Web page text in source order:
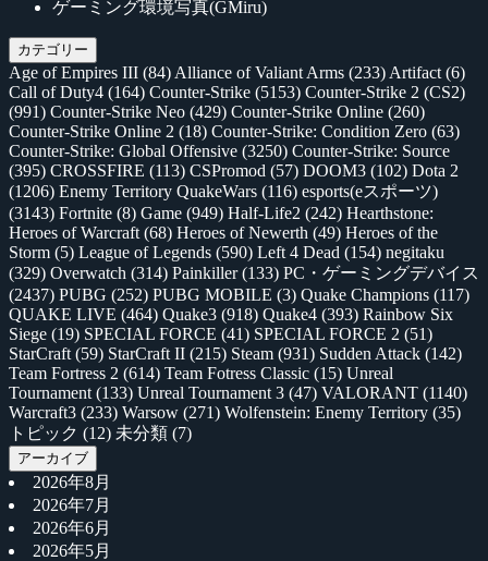
ゲーミング環境写真(GMiru)
カテゴリー
Age of Empires III (84) Alliance of Valiant Arms (233) Artifact (6)
Call of Duty4 (164) Counter-Strike (5153) Counter-Strike 2 (CS2)
(991) Counter-Strike Neo (429) Counter-Strike Online (260)
Counter-Strike Online 2 (18) Counter-Strike: Condition Zero (63)
Counter-Strike: Global Offensive (3250) Counter-Strike: Source
(395) CROSSFIRE (113) CSPromod (57) DOOM3 (102) Dota 2
(1206) Enemy Territory QuakeWars (116) esports(eスポーツ)
(3143) Fortnite (8) Game (949) Half-Life2 (242) Hearthstone:
Heroes of Warcraft (68) Heroes of Newerth (49) Heroes of the
Storm (5) League of Legends (590) Left 4 Dead (154) negitaku
(329) Overwatch (314) Painkiller(133) PC・ゲーミングデバイス
(2437) PUBG (252) PUBG MOBILE (3) Quake Champions (117)
QUAKE LIVE (464) Quake3 (918) Quake4 (393) Rainbow Six
Siege (19) SPECIAL FORCE (41) SPECIAL FORCE 2 (51)
StarCraft (59) StarCraft II (215) Steam (931) Sudden Attack (142)
Team Fortress 2 (614) Team Fotress Classic (15) Unreal
Tournament (133) Unreal Tournament 3 (47) VALORANT (1140)
Warcraft3 (233) Warsow (271) Wolfenstein: Enemy Territory (35)
トピック (12) 未分類 (7)
アーカイブ
2026年8月
2026年7月
2026年6月
2026年5月